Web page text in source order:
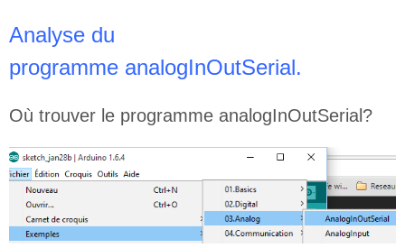
Analyse du
programme analogInOutSerial.
Où trouver le programme analogInOutSerial?